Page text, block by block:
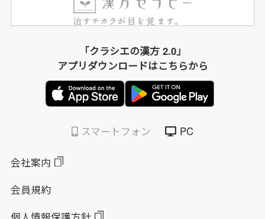
「クラシエの漢方 2.0」
アプリダウンロードはこちらから
スマートフォン PC
会社案内
会員規約